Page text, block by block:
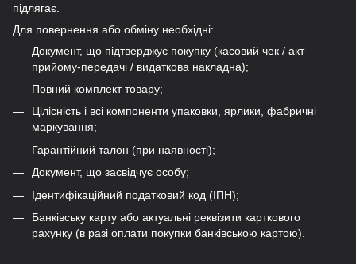
підлягає.
Для повернення або обміну необхідні:
Документ, що підтверджує покупку (касовий чек / акт
прийому-передачі / видаткова накладна);
Повний комплект товару;
Цілісність і всі компоненти упаковки, ярлики, фабричні
маркування;
Гарантійний талон (при наявності);
Документ, що засвідчує особу;
Ідентифікаційний податковий код (ІПН);
Банківську карту або актуальні реквізити карткового
рахунку (в разі оплати покупки банківською картою).